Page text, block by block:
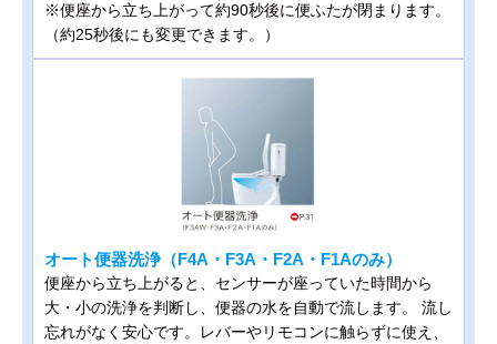
※便座から立ち上がって約90秒後に便ふたが閉まります。
（約25秒後にも変更できます。）
オート便器洗浄（F4A・F3A・F2A・F1Aのみ）
便座から立ち上がると、センサーが座っていた時間から
大・小の洗浄を判断し、便器の水を自動で流します。 流し
忘れがなく安心です。レバーやリモコンに触らずに使え、